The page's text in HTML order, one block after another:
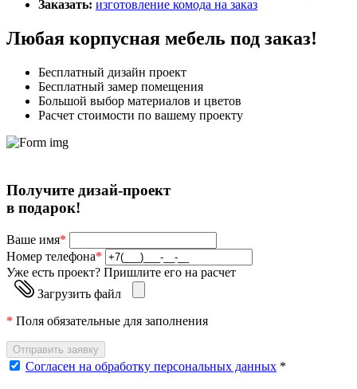
Заказать: изготовление комода на заказ
Любая корпусная мебель под заказ!
Бесплатный дизайн проект
Бесплатный замер помещения
Большой выбор материалов и цветов
Расчет стоимости по вашему проекту
Получите дизай-проект
в подарок!
Ваше имя*
Номер телефона*
Уже есть проект? Пришлите его на расчет
Загрузить файл
* Поля обязательные для заполнения
Отправить заявку
Согласен на обработку персональных данных *